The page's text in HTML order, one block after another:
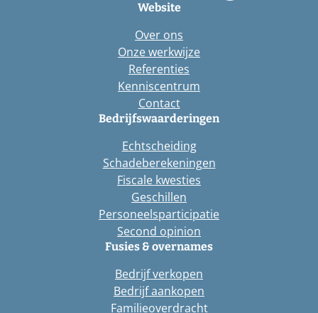
Website
Over ons
Onze werkwijze
Referenties
Kenniscentrum
Contact
Bedrijfswaarderingen
Echtscheiding
Schadeberekeningen
Fiscale kwesties
Geschillen
Personeelsparticipatie
Second opinion
Fusies & overnames
Bedrijf verkopen
Bedrijf aankopen
Familieoverdracht